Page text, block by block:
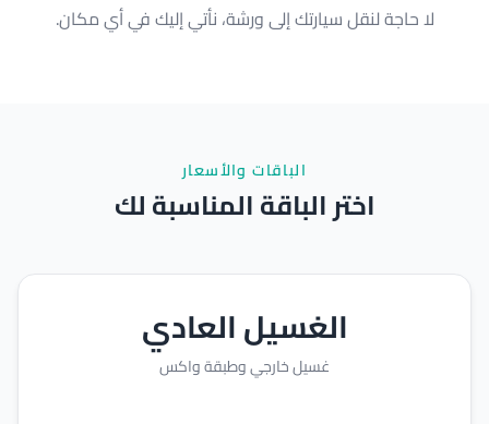
لا حاجة لنقل سيارتك إلى ورشة، نأتي إليك في أي مكان.
الباقات والأسعار
اختر الباقة المناسبة لك
الغسيل العادي
غسيل خارجي وطبقة واكس